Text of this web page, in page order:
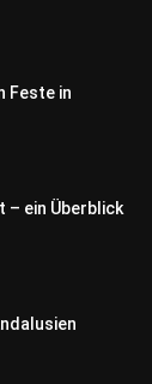
Feste in
– ein Überblick